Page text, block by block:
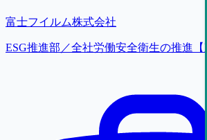
富士フイルム株式会社
ESG推進部／全社労働安全衛生の推進【